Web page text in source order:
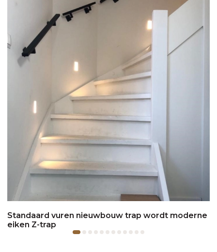
Standaard vuren nieuwbouw trap wordt moderne
eiken Z-trap